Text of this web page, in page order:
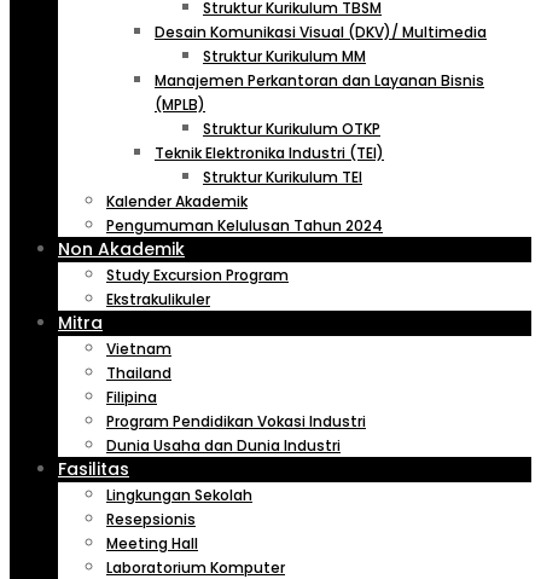
Struktur Kurikulum TBSM
Desain Komunikasi Visual (DKV)/ Multimedia
Struktur Kurikulum MM
Manajemen Perkantoran dan Layanan Bisnis
(MPLB)
Struktur Kurikulum OTKP
Teknik Elektronika Industri (TEI)
Struktur Kurikulum TEI
Kalender Akademik
Pengumuman Kelulusan Tahun 2024
Non Akademik
Study Excursion Program
Ekstrakulikuler
Mitra
Vietnam
Thailand
Filipina
Program Pendidikan Vokasi Industri
Dunia Usaha dan Dunia Industri
Fasilitas
Lingkungan Sekolah
Resepsionis
Meeting Hall
Laboratorium Komputer